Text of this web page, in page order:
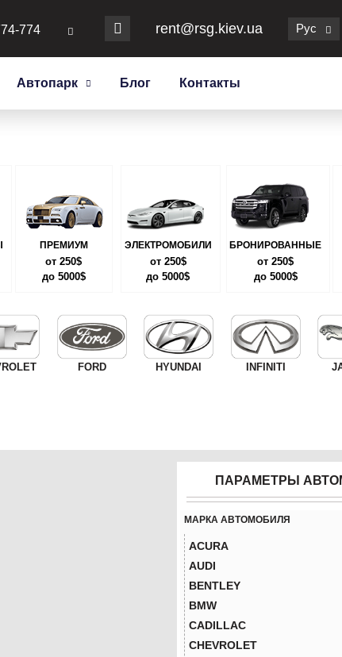
774 rent@rsg.kiev.ua Рус
Автопарк Блог Контакты
ПРЕМИУМ
от 250$
до 5000$
ЭЛЕКТРОМОБИЛИ
от 250$
до 5000$
БРОНИРОВАННЫЕ
от 250$
до 5000$
FORD HYUNDAI INFINITI
ПАРАМЕТРЫ
МАРКА АВТОМОБИЛЯ
ACURA
AUDI
BENTLEY
BMW
CADILLAC
CHEVROLET